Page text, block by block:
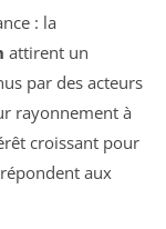
: la
attirent un
par des acteurs
rayonnement à
croissant pour
aux